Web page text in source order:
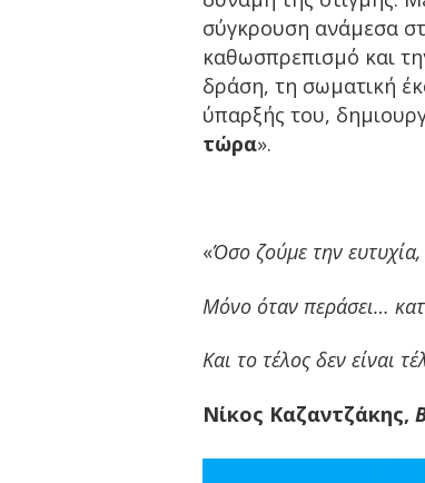
σύγκρουση ανάμεσα
καθωσπρεπισμό και
δράση, τη σωματική
ύπαρξής του,
τώρα».
«Όσο ζούμε την
Μόνο όταν περάσει…
Και το τέλος δεν είναι
Νίκος Καζαντζάκης,